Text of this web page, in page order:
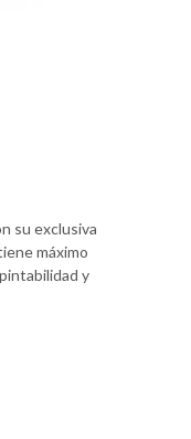
su exclusiva
máximo
y